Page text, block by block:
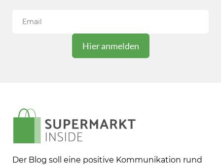
Der Blog soll eine positive Kommunikation rund